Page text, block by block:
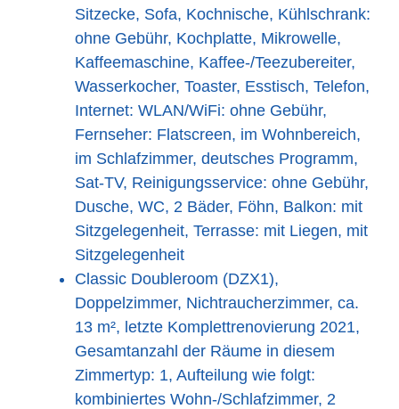
Sitzecke, Sofa, Kochnische, Kühlschrank:
ohne Gebühr, Kochplatte, Mikrowelle,
Kaffeemaschine, Kaffee-/Teezubereiter,
Wasserkocher, Toaster, Esstisch, Telefon,
Internet: WLAN/WiFi: ohne Gebühr,
Fernseher: Flatscreen, im Wohnbereich,
im Schlafzimmer, deutsches Programm,
Sat-TV, Reinigungsservice: ohne Gebühr,
Dusche, WC, 2 Bäder, Föhn, Balkon: mit
Sitzgelegenheit, Terrasse: mit Liegen, mit
Sitzgelegenheit
Classic Doubleroom (DZX1),
Doppelzimmer, Nichtraucherzimmer, ca.
13 m², letzte Komplettrenovierung 2021,
Gesamtanzahl der Räume in diesem
Zimmertyp: 1, Aufteilung wie folgt:
kombiniertes Wohn-/Schlafzimmer, 2